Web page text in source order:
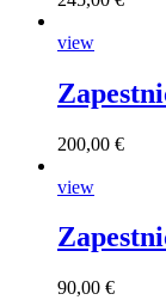
view
200,00 €
view
90,00 €